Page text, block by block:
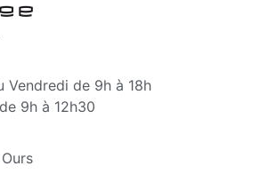
Vendredi de 9h à 18h
9h à 12h30